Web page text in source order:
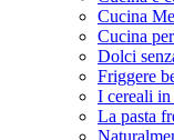
Cucina
Cucina
Dolci
Friggere
I cereali in
La pasta